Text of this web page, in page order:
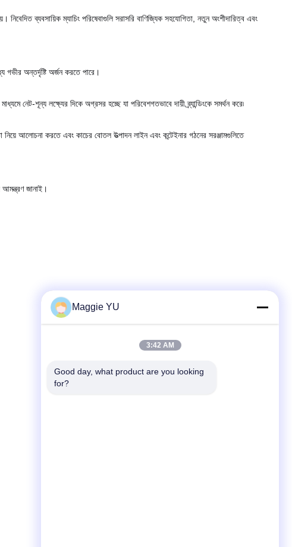
ব্যবসায়িক ম্যাচিং পরিষেবাগুলি সরাসরি বাণিজ্যিক সহযোগিতা, নতুন অংশীদারিত্ব এবং
অন্তর্দৃষ্টি অর্জন করতে পারে।
নেট-শূন্য লক্ষ্যের দিকে অগ্রসর হচ্ছে যা পরিবেশগতভাবে দায়ী ব্র্যান্ডিংকে সমর্থন করে৷
নিয়ে আলোচনা করতে এবং কাচের বোতল উত্পাদন লাইন এবং কন্টেইনার গঠনের সরঞ্জামগুলিতে
জানাই।
টেলিফোন
Maggie YU
3:42 AM
Good day, what product are you looking
for?